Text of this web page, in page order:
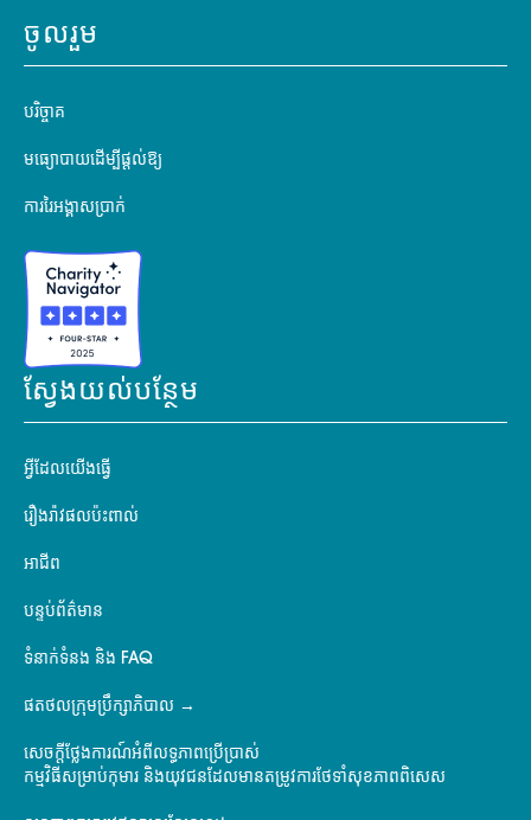
ចូលរួម
បរិច្ចាគ
មធ្យោបាយដើម្បីផ្តល់ឱ្យ
ការរៃអង្គាសប្រាក់
ស្វែងយល់បន្ថែម
អ្វីដែលយើងធ្វើ
រឿងរ៉ាវផលប៉ះពាល់
អាជីព
បន្ទប់ព័ត៌មាន
ទំនាក់ទំនង និង FAQ
ផតថលក្រុមប្រឹក្សាភិបាល
សេចក្តីថ្លែងការណ៍អំពីលទ្ធភាពប្រើប្រាស់
កម្មវិធីសម្រាប់កុមារ និងយុវជនដែលមានតម្រូវការថែទាំសុខភាពពិសេស